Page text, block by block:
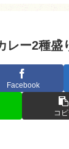
レー2種盛
Facebook
コ